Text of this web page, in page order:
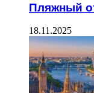
Пляжный
18.11.2025